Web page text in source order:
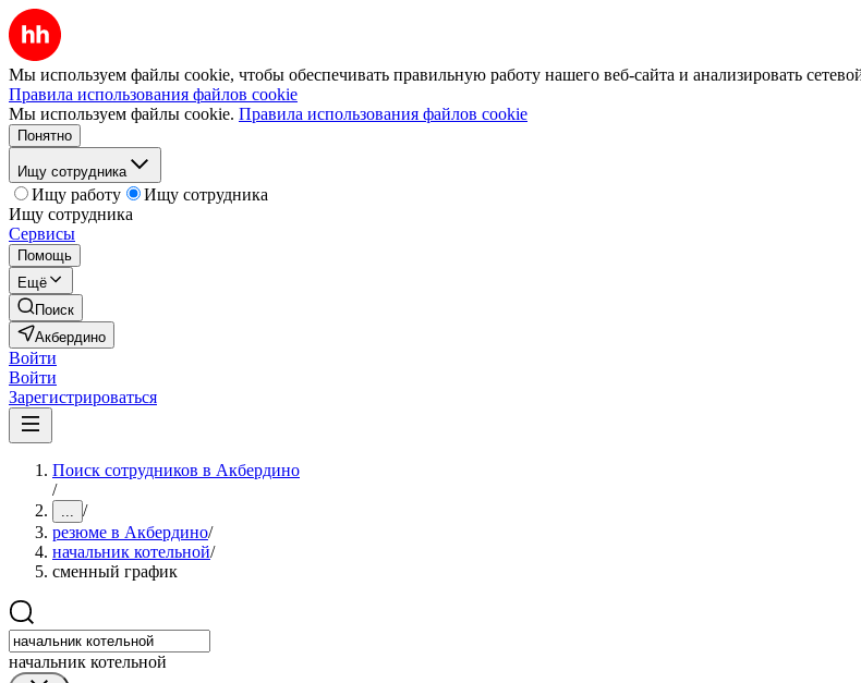
Мы используем файлы cookie, чтобы обеспечивать правильную работу нашего веб-сайта и анализировать
Правила использования файлов cookie
Мы используем файлы cookie. Правила использования файлов cookie
Понятно
Ищу сотрудника
Ищу работу
Ищу сотрудника
Ищу сотрудника
Сервисы
Помощь
Ещё
Поиск
Акбердино
Войти
Войти
Зарегистрироваться
Поиск сотрудников в Акбердино
/
... /
резюме в Акбердино/
начальник котельной/
сменный график
начальник котельной